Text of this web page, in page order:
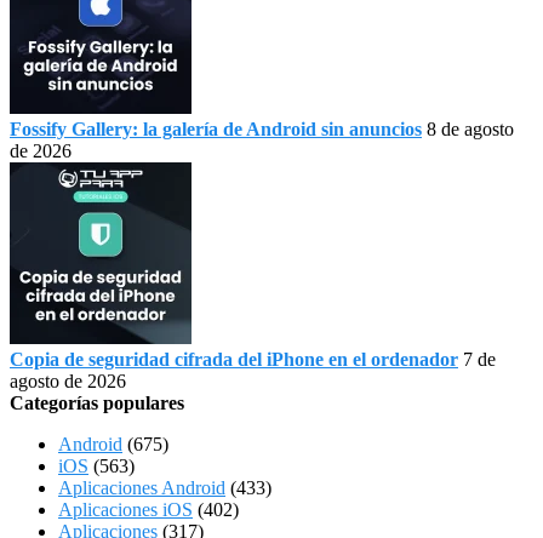
Fossify Gallery: la galería de Android sin anuncios 8 de agosto
de 2026
Copia de seguridad cifrada del iPhone en el ordenador 7 de
agosto de 2026
Categorías populares
Android (675)
iOS (563)
Aplicaciones Android (433)
Aplicaciones iOS (402)
Aplicaciones (317)